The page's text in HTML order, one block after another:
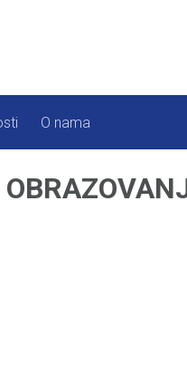
O nama